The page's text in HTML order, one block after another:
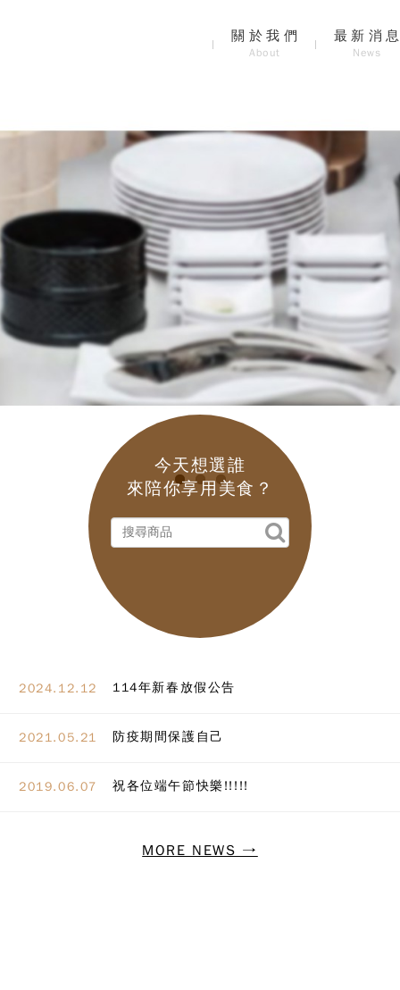
關於我們
About
最新消息
News
今天想選誰
來陪你享用美食？
2024.12.12 114年新春放假公告
2021.05.21 防疫期間保護自己
2019.06.07 祝各位端午節快樂!!!!!
MORE NEWS →